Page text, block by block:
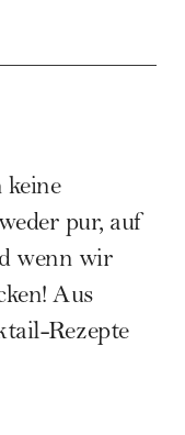
pur, auf
wenn wir
Aus
Rezepte